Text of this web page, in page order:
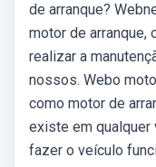
de arranque?
motor de arranque,
realizar a
nossos. Webo
como motor de
existe em qualquer
fazer o veículo